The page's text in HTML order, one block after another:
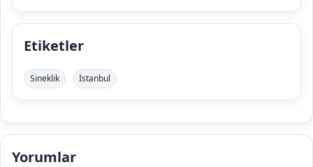
Etiketler
Sineklik İstanbul
Yorumlar